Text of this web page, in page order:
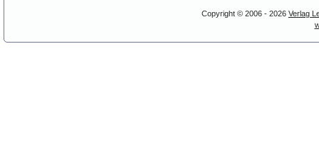
Copyright © 2006 - 2026 Verlag